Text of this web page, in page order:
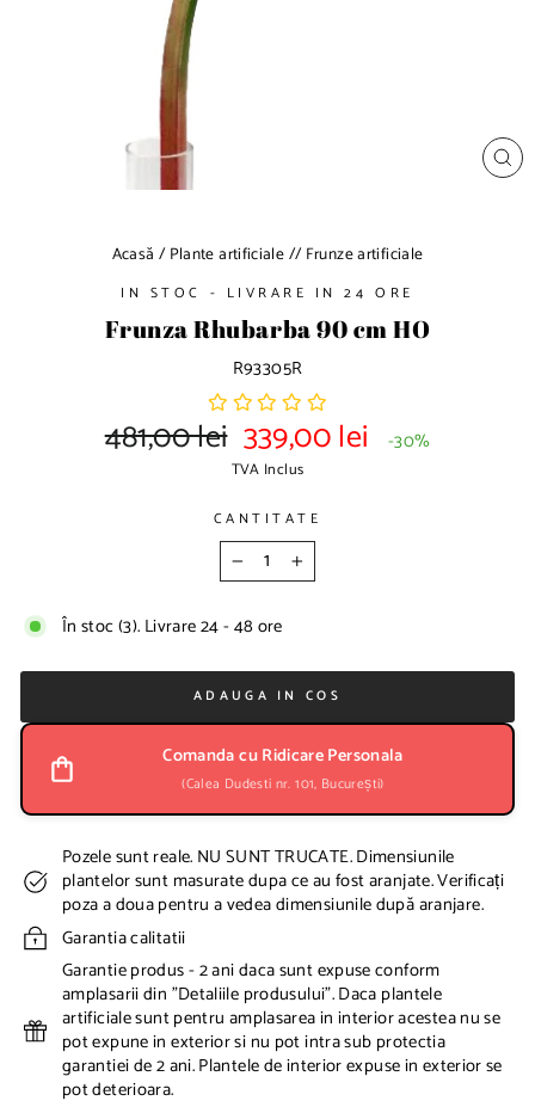
t
v
e
I
Acasă / Plante artificiale// Frunze artificiale
IN STOC - LIVRARE IN 24 ORE
Frunza Rhubarba 90 cm HO
R93305R
P
r
481,00 lei P
r
e
d
e
n
a
r
e
339,00 lei -30%
TVA Inclus
CANTITATE
−
+
În stoc (3). Livrare 24 - 48 ore
ADAUGA IN COS
Comanda cu Ridicare Personala
(Calea Dudesti nr. 101, București)
Pozele sunt reale. NU SUNT TRUCATE. Dimensiunile
plantelor sunt masurate dupa ce au fost aranjate. Verificați
poza a doua pentru a vedea dimensiunile după aranjare.
Garantia calitatii
Garantie produs - 2 ani daca sunt expuse conform
amplasarii din "Detaliile produsului". Daca plantele
artificiale sunt pentru amplasarea in interior acestea nu se
pot expune in exterior si nu pot intra sub protectia
garantiei de 2 ani. Plantele de interior expuse in exterior se
pot deterioara.